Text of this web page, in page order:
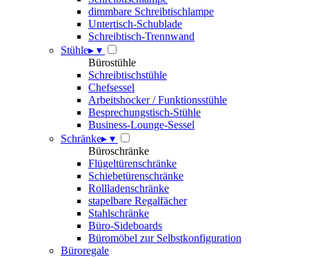
dimmbare Schreibtischlampe
Untertisch-Schublade
Schreibtisch-Trennwand
Stühle▸ ▾
Bürostühle
Schreibtischstühle
Chefsessel
Arbeitshocker / Funktionsstühle
Besprechungstisch-Stühle
Business-Lounge-Sessel
Schränke▸ ▾
Büroschränke
Flügeltürenschränke
Schiebetürenschränke
Rollladenschränke
stapelbare Regalfächer
Stahlschränke
Büro-Sideboards
Büromöbel zur Selbstkonfiguration
Büroregale